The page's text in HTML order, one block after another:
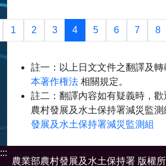
1 2 3 4 5 6 7 8
註一：以上日文文件之翻譯及
本著作権法 相關規定。
註二：翻譯內容如有疑義時，歡
農村發展及水土保持署減災監測
發展及水土保持署減災監測組
:::
農業部農村發展及水土保持署 版權